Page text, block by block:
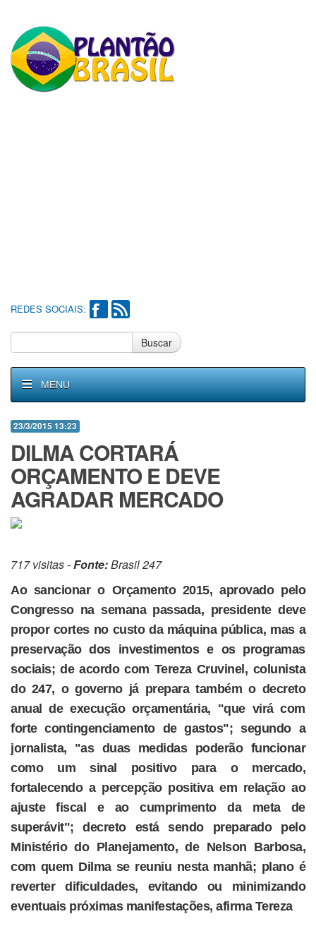
REDES SOCIAIS:
Buscar
MENU
23/3/2015 13:23
DILMA CORTARÁ
ORÇAMENTO E DEVE
AGRADAR MERCADO
717 visitas -Fonte:Brasil 247
Ao sancionar o Orçamento 2015, aprovado pelo
Congresso na semana passada, presidente deve
propor cortes no custo da máquina pública, mas a
preservação dos investimentos e os programas
sociais; de acordo com Tereza Cruvinel, colunista
do 247, o governo já prepara também o decreto
anual de execução orçamentária, "que virá com
forte contingenciamento de gastos"; segundo a
jornalista, "as duas medidas poderão funcionar
como um sinal positivo para o mercado,
fortalecendo a percepção positiva em relação ao
ajuste fiscal e ao cumprimento da meta de
superávit"; decreto está sendo preparado pelo
Ministério do Planejamento, de Nelson Barbosa,
com quem Dilma se reuniu nesta manhã; plano é
reverter dificuldades, evitando ou minimizando
eventuais próximas manifestações, afirma Tereza